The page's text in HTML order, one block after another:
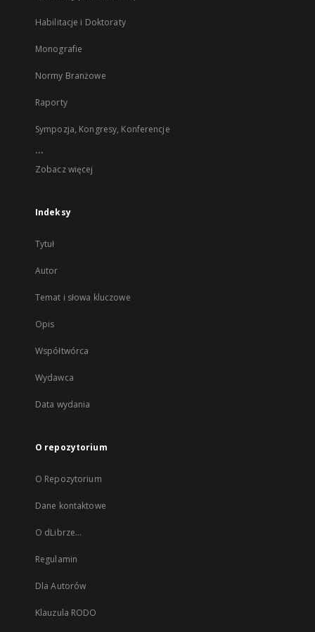
Habilitacje i Doktoraty
Monografie
Normy Branżowe
Raporty
Sympozja, Kongresy, Konferencje
...
Zobacz więcej
Indeksy
Tytuł
Autor
Temat i słowa kluczowe
Opis
Współtwórca
Wydawca
Data wydania
O repozytorium
O Repozytorium
Dane kontaktowe
O dLibrze...
Regulamin
Dla Autorów
Klauzula RODO